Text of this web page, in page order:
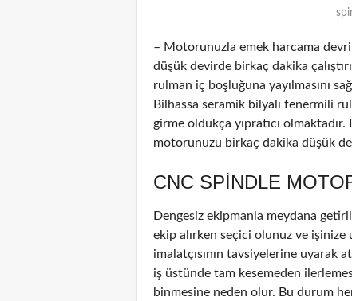
– Motorunuzla emek harcama
düşük devirde birkaç dakika
rulman iç boşluğuna yayılmasını
Bilhassa seramik bilyalı fenermili
girme oldukça yıpratıcı olmaktadır.
motorunuzu birkaç dakika düşük
CNC SPINDLE
Dengesiz ekipmanla meydana
ekip alırken seçici olunuz ve işinize
imalatçısının tavsiyelerine uyarak
iş üstünde tam kesemeden
binmesine neden olur. Bu durum